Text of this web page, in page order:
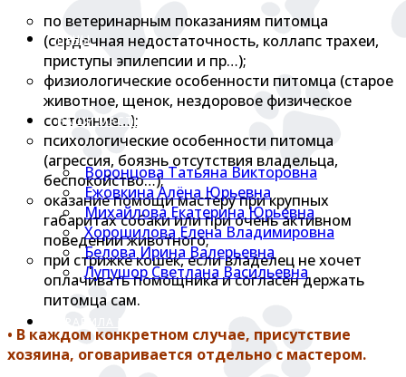
ЦЕНЫ
НАШИ МАСТЕРА
Воронцова Татьяна Викторовна
Ежовкина Алёна Юрьевна
Михайлова Екатерина Юрьевна
Хорошилова Елена Владимировна
Белова Ирина Валерьевна
Лупушор Светлана Васильевна
по ветеринарным показаниям питомца
(сердечная недостаточность, коллапс трахеи,
приступы эпилепсии и пр…);
физиологические особенности питомца (старое
животное, щенок, нездоровое физическое
состояние…);
психологические особенности питомца
(агрессия, боязнь отсутствия владельца,
беспокойство…);
оказание помощи мастеру при крупных
габаритах собаки или при очень активном
поведении животного;
при стрижке кошек, если владелец не хочет
оплачивать помощника и согласен держать
питомца сам.
• В каждом конкретном случае, присутствие
хозяина, оговаривается отдельно с мастером.